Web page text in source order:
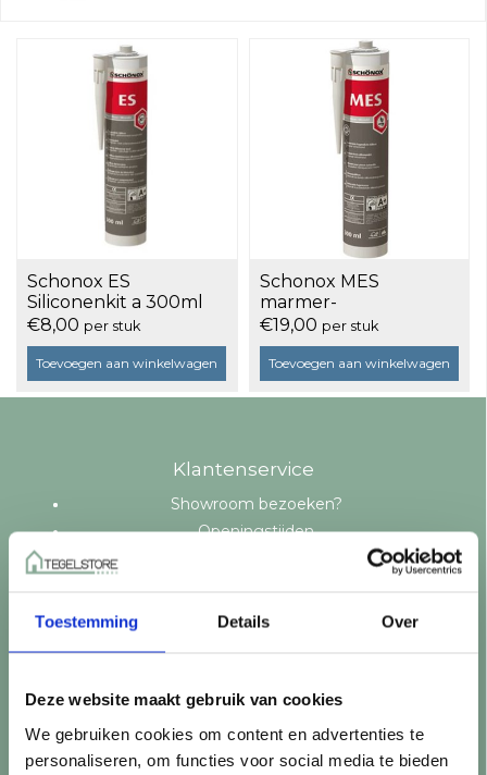
Toestemming Details Over
Deze website maakt gebruik van cookies
We gebruiken cookies om content en advertenties te
personaliseren, om functies voor social media te bieden
Schonox ES
Siliconenkit a 300ml
€8,00 per stuk
Toevoegen aan winkelwagen
Schonox MES
marmer-
natuursteenkit a 300
ml
€19,00 per stuk
Toevoegen aan winkelwagen
Klantenservice
Showroom bezoeken?
Openingstijden
Betaalmethoden
Snijverlies